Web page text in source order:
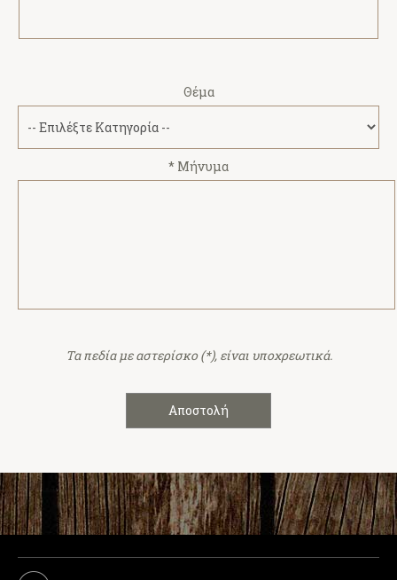
Θέμα
* Μήνυμα
Τα πεδία με αστερίσκο (*), είναι υποχρεωτικά.